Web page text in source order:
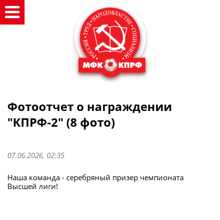
Фотоотчет о награждении
"КПРФ-2" (8 фото)
07.06.2026, 02:35
Наша команда - серебряный призер чемпионата
Высшей лиги!